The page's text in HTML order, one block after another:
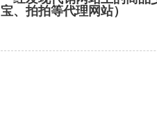
宝、拍拍等代理网站）